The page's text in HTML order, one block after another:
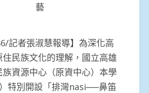
藝
記者張淑慧報導】為深化高
住民族文化的理解，國立高雄
族資源中心（原資中心）本學
特別開設「排灣nasi──鼻笛